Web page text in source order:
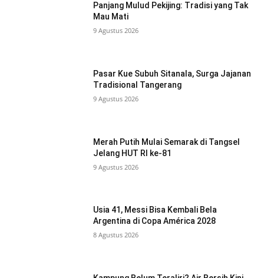
Panjang Mulud Pekijing: Tradisi yang Tak
Mau Mati
9 Agustus 2026
Pasar Kue Subuh Sitanala, Surga Jajanan
Tradisional Tangerang
9 Agustus 2026
Merah Putih Mulai Semarak di Tangsel
Jelang HUT RI ke-81
9 Agustus 2026
Usia 41, Messi Bisa Kembali Bela
Argentina di Copa América 2028
8 Agustus 2026